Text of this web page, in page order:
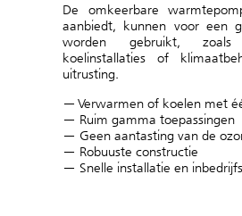
De omkeerbare
aanbiedt, kunnen voor een
worden gebruikt, zoals
koelinstallaties of
uitrusting.
— Verwarmen of koelen met
— Ruim gamma toepassingen
— Geen aantasting van de
— Robuuste constructie
— Snelle installatie en